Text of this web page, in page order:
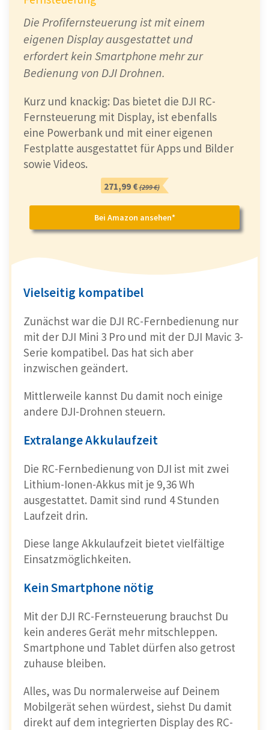
Die Profifernsteuerung ist mit einem
eigenen Display ausgestattet und
erfordert kein Smartphone mehr zur
Bedienung von DJI Drohnen.
Kurz und knackig: Das bietet die DJI RC-
Fernsteuerung mit Display, ist ebenfalls
eine Powerbank und mit einer eigenen
Festplatte ausgestattet für Apps und Bilder
sowie Videos.
271,99 €(299 €)
Bei Amazon ansehen*
Vielseitig kompatibel
Zunächst war die DJI RC-Fernbedienung nur
mit der DJI Mini 3 Pro und mit der DJI Mavic 3-
Serie kompatibel. Das hat sich aber
inzwischen geändert.
Mittlerweile kannst Du damit noch einige
andere DJI-Drohnen steuern.
Extralange Akkulaufzeit
Die RC-Fernbedienung von DJI ist mit zwei
Lithium-Ionen-Akkus mit je 9,36 Wh
ausgestattet. Damit sind rund 4 Stunden
Laufzeit drin.
Diese lange Akkulaufzeit bietet vielfältige
Einsatzmöglichkeiten.
Kein Smartphone nötig
Mit der DJI RC-Fernsteuerung brauchst Du
kein anderes Gerät mehr mitschleppen.
Smartphone und Tablet dürfen also getrost
zuhause bleiben.
Alles, was Du normalerweise auf Deinem
Mobilgerät sehen würdest, siehst Du damit
direkt auf dem integrierten Display des RC-